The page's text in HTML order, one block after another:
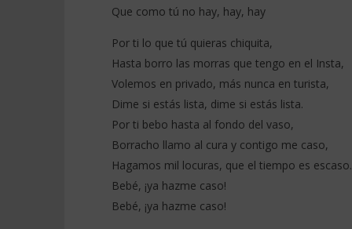
Que como tú no hay, hay, hay
Por ti lo que tú quieras chiquita,
Hasta borro las morras que tengo en el Insta,
Volemos en privado, más nunca en turista,
Dime si estás lista, dime si estás lista.
Por ti bebo hasta al fondo del vaso,
Borracho llamo al cura y contigo me caso,
Hagamos mil locuras, que el tiempo es escaso.
Bebé, ¡ya hazme caso!
Bebé, ¡ya hazme caso!